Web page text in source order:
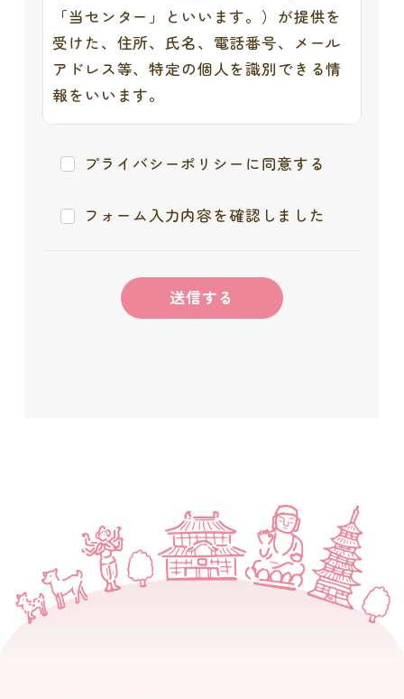
「当センター」といいます。）が提供を
受けた、住所、氏名、電話番号、メール
アドレス等、特定の個人を識別できる情
報をいいます。
当センターが個人情報を取得する際は、
録）を原則とします。
にし、その目的を達成するために必要な
範囲内で適正に取得します。
相談内容の確認および対応記録の管
理のため
サービス向上を目的とした統計・分
析のため
プライバシーポリシーに同意する
フォーム入力内容を確認しました